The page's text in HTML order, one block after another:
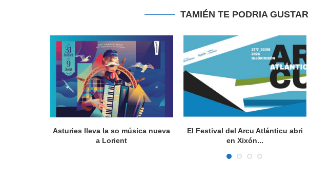
TAMIÉN TE PODRIA GUSTAR
Asturies lleva la so música nueva
a Lorient
El Festival del Arcu Atlánticu abri
en Xixón...